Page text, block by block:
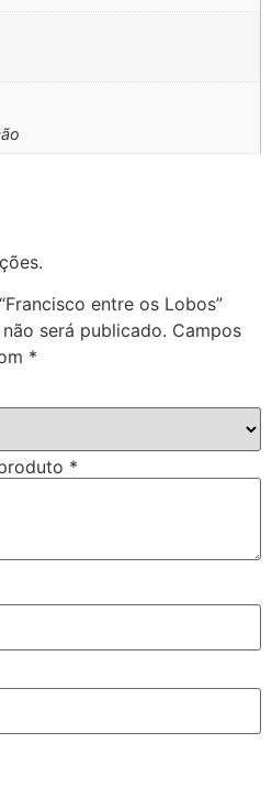
entre os Lobos”
será publicado. Campos
*
*